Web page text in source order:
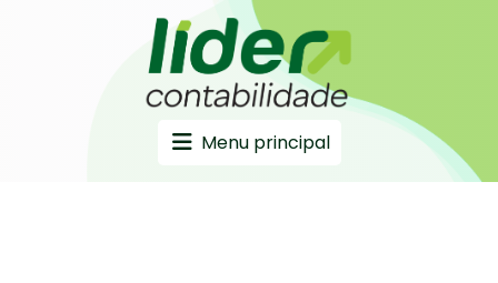
Menu principal